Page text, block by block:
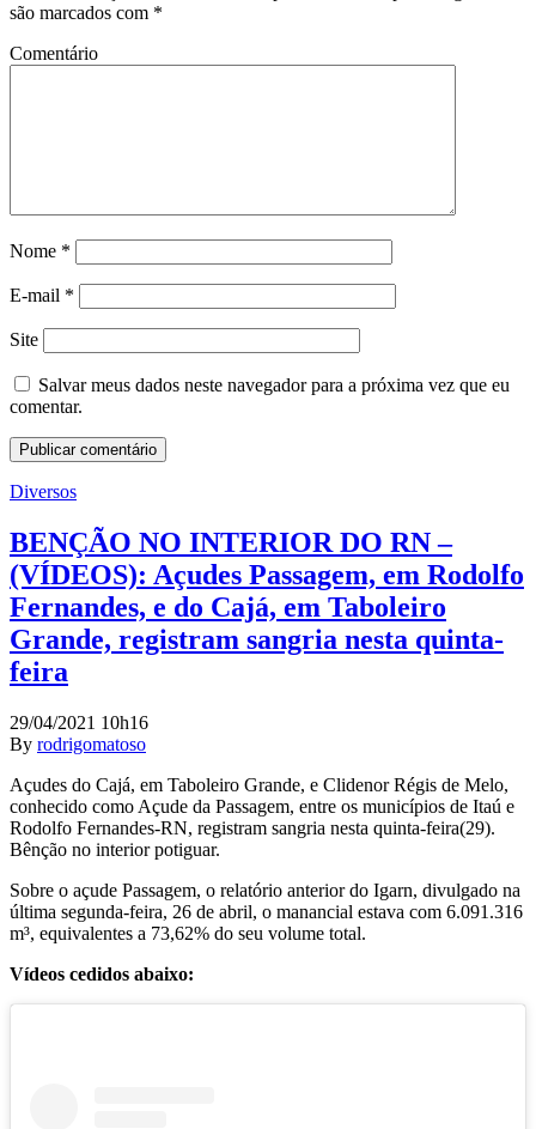
são marcados com *
Comentário
Nome *
E-mail *
Site
Salvar meus dados neste navegador para a próxima vez que eu
comentar.
Diversos
BENÇÃO NO INTERIOR DO RN –
(VÍDEOS): Açudes Passagem, em Rodolfo
Fernandes, e do Cajá, em Taboleiro
Grande, registram sangria nesta quinta-
feira
29/04/2021 10h16
By rodrigomatoso
Açudes do Cajá, em Taboleiro Grande, e Clidenor Régis de Melo,
conhecido como Açude da Passagem, entre os municípios de Itaú e
Rodolfo Fernandes-RN, registram sangria nesta quinta-feira(29).
Bênção no interior potiguar.
Sobre o açude Passagem, o relatório anterior do Igarn, divulgado na
última segunda-feira, 26 de abril, o manancial estava com 6.091.316
m³, equivalentes a 73,62% do seu volume total.
Vídeos cedidos abaixo: